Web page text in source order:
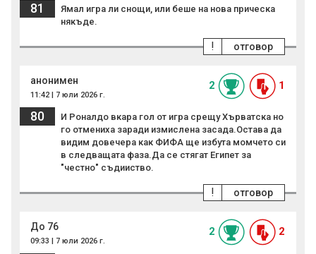
81
Ямал игра ли снощи, или беше на нова прическа
някъде.
отговор
!
анонимен
11:42 | 7 юли 2026 г.
2 1
80
И Роналдо вкара гол от игра срещу Хърватска но
го отмениха заради измислена засада.Остава да
видим довечера как ФИФА ще избута момчето си
в следващата фаза.Да се стягат Египет за
"честно" съдииство.
отговор
!
До 76
09:33 | 7 юли 2026 г.
2 2